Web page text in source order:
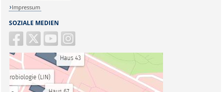
SOZIALE MEDIEN
Impressum